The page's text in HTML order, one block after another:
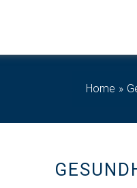
Home